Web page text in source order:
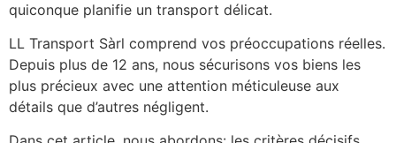
quiconque planifie un transport délicat.
LL Transport Sàrl comprend vos préoccupations réelles.
Depuis plus de 12 ans, nous sécurisons vos biens les
plus précieux avec une attention méticuleuse aux
détails que d’autres négligent.